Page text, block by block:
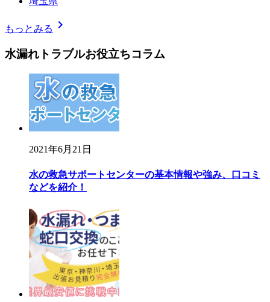
もっとみる chevron_right
水漏れトラブルお役立ちコラム
2021年6月21日
水の救急サポートセンターの基本情報や強み、口コミ
などを紹介！